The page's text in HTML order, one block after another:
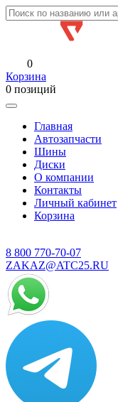
0
Корзина
0 позиций
Главная
Автозапчасти
Шины
Диски
О компании
Контакты
Личный кабинет
Корзина
8 800 770-70-07
ZAKAZ@ATC25.RU